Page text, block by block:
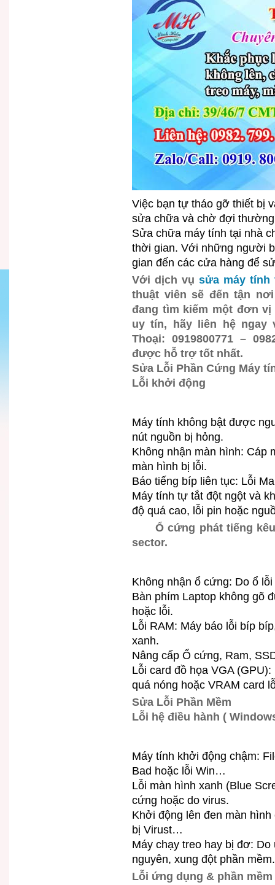
Việc bạn tự tháo gỡ thiết bị
sửa chữa và chờ đợi
Sửa chữa máy tính tại nhà
thời gian. Với những người
gian đến các cửa hàng để
Với dịch vụ sửa máy tính
thuật viên sẽ đến tận
đang tìm kiếm một đơn
uy tín, hãy liên hệ
Thoại: 0919800771 –
được hỗ trợ tốt nhất.
Sửa Lỗi Phần Cứng Máy
Lỗi khởi động
Máy tính không bật được
nút nguồn bị hỏng.
Không nhận màn hình: Cáp
màn hình bị lỗi.
Báo tiếng bíp liên tục: Lỗi
Máy tính tự tắt đột ngột và
độ quá cao, lỗi pin hoặc
Ổ cứng phát tiếng
sector.
Không nhận ổ cứng: Do ổ
Bàn phím Laptop không gõ
hoặc lỗi.
Lỗi RAM: Máy báo lỗi bíp
xanh.
Nâng cấp Ổ cứng, Ram,
Lỗi card đồ họa VGA
quá nóng hoặc VRAM card
Sửa Lỗi Phần Mềm
Lỗi hệ điều hành (
Máy tính khởi động chậm:
Bad hoặc lỗi Win…
Lỗi màn hình xanh (Blue
cứng hoặc do virus.
Khởi động lên đen màn
bị Virust…
Máy chạy treo hay bị đơ:
nguyên, xung đột phần mềm.
Lỗi ứng dụng & phần mềm